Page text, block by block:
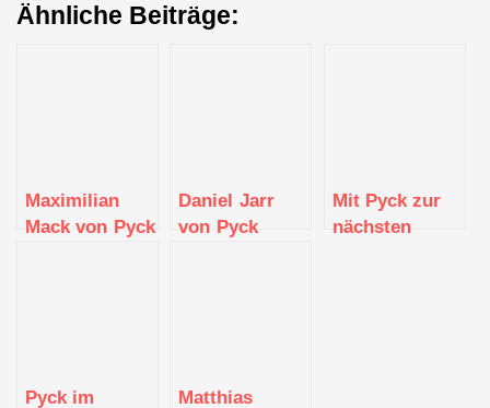
Ähnliche Beiträge:
Maximilian
Mack von Pyck
Daniel Jarr
von Pyck
Mit Pyck zur
nächsten
Pyck im
Matthias